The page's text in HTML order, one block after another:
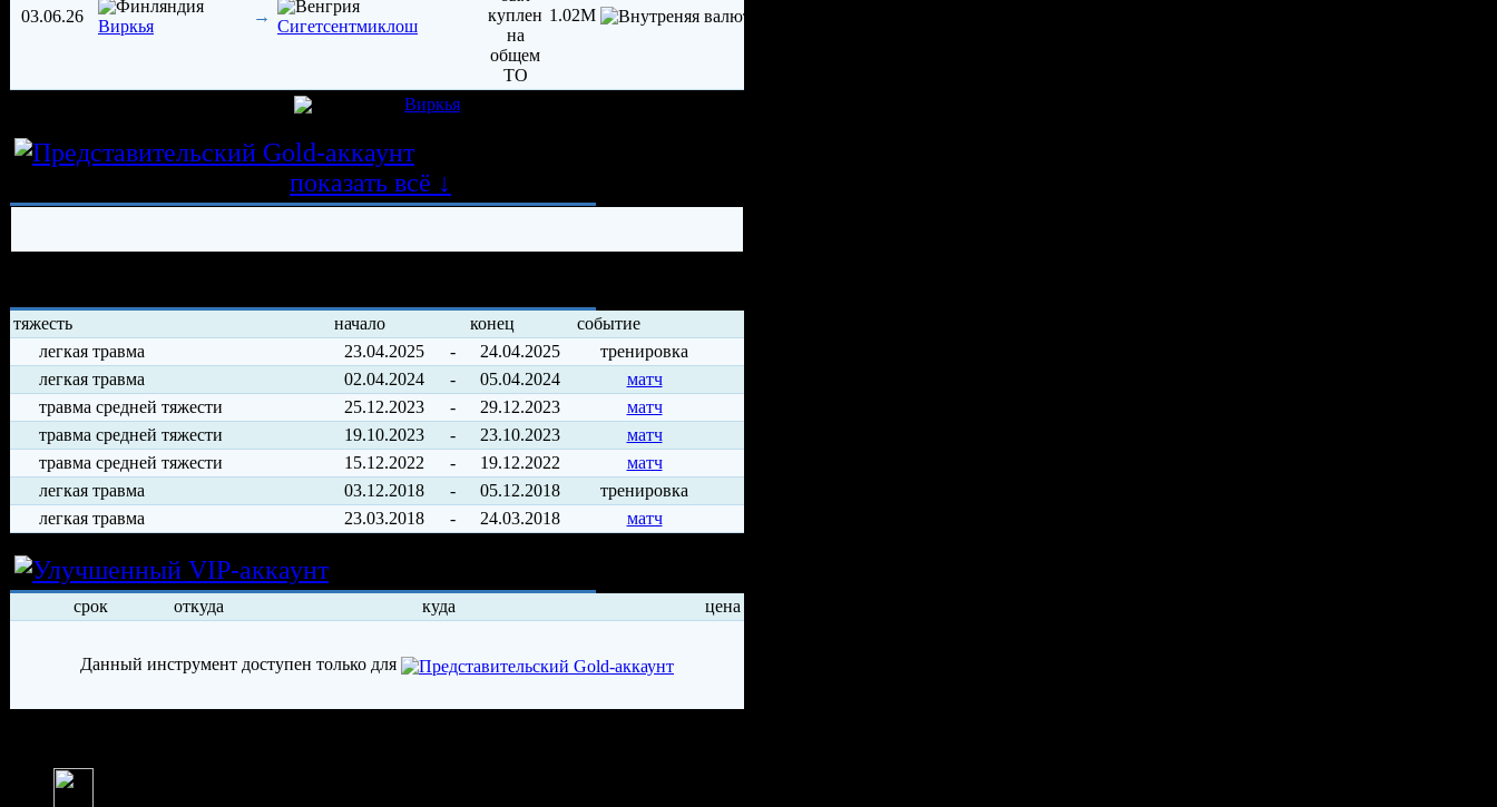
03.06.26
Виркья
→
Сигетсентмиклош
1.02M
Виркья
История
показать всё ↓
тяжесть начало конец
событие
легкая травма
23.04.2025 - 24.04.2025
тренировка
легкая травма
02.04.2024 - 05.04.2024
матч
травма средней тяжести
25.12.2023 - 29.12.2023
матч
травма средней тяжести
19.10.2023 - 23.10.2023
матч
травма средней тяжести
15.12.2022 - 19.12.2022
матч
легкая травма
03.12.2018 - 05.12.2018
тренировка
легкая травма
23.03.2018 - 24.03.2018 матч
Условия аренды
срок откуда куда цена
Данный инструмент доступен только для